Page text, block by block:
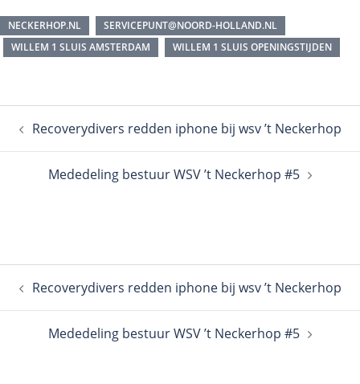
NECKERHOP.NL
SERVICEPUNT@NOORD-HOLLAND.NL
WILLEM 1 SLUIS AMSTERDAM
WILLEM 1 SLUIS OPENINGSTIJDEN
Recoverydivers redden iphone bij wsv ’t Neckerhop
Mededeling bestuur WSV ’t Neckerhop #5
Recoverydivers redden iphone bij wsv ’t Neckerhop
Mededeling bestuur WSV ’t Neckerhop #5